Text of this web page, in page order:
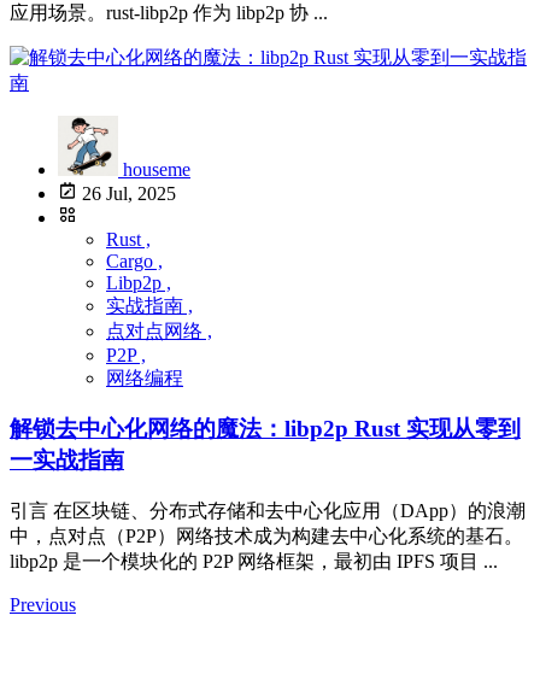
应用场景。rust-libp2p 作为 libp2p 协 ...
houseme
26 Jul, 2025
Rust ,
Cargo ,
Libp2p ,
实战指南 ,
点对点网络 ,
P2P ,
网络编程
解锁去中心化网络的魔法：libp2p Rust 实现从零到
一实战指南
引言 在区块链、分布式存储和去中心化应用（DApp）的浪潮
中，点对点（P2P）网络技术成为构建去中心化系统的基石。
libp2p 是一个模块化的 P2P 网络框架，最初由 IPFS 项目 ...
Previous